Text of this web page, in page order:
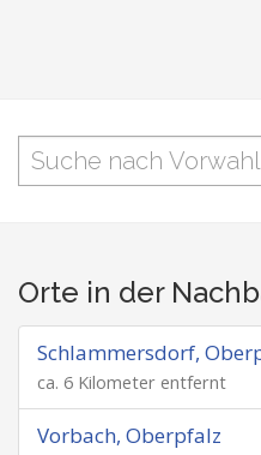
Orte in der
Schlammersdorf,
ca. 6 Kilometer entfernt
Vorbach, Oberpfalz